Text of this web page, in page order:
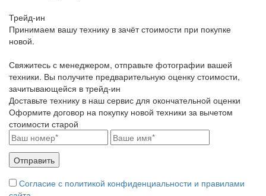
Трейд-ин
Принимаем вашу технику в зачёт стоимости при покупке
новой.
Свяжитесь с менеджером, отправьте фотографии вашей
техники. Вы получите предварительную оценку стоимости,
зачитывающейся в трейд-ин
Доставьте технику в наш сервис для окончательной оценки
Оформите договор на покупку новой техники за вычетом
стоимости старой
Согласие с политикой конфиденциальности и правилами